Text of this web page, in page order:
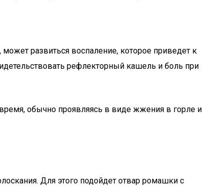
развиться воспаление, которое приведет к
рефлекторный кашель и боль при
обычно проявляясь в виде жжения в горле и
Для этого подойдет отвар ромашки с